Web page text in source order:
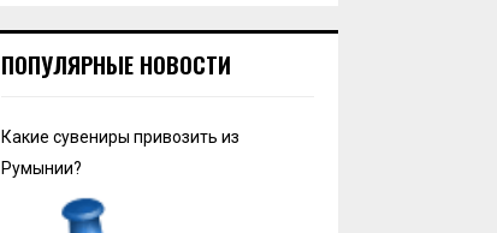
ПОПУЛЯРНЫЕ НОВОСТИ
Какие сувениры привозить из
Румынии?